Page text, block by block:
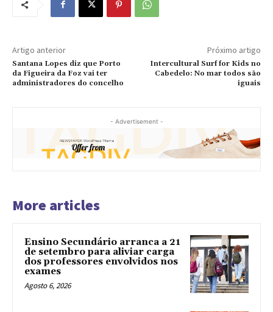
Artigo anterior
Santana Lopes diz que Porto
da Figueira da Foz vai ter
administradores do concelho
Próximo artigo
Intercultural Surf for Kids no
Cabedelo: No mar todos são
iguais
- Advertisement -
More articles
Ensino Secundário arranca a 21
de setembro para aliviar carga
dos professores envolvidos nos
exames
Agosto 6, 2026